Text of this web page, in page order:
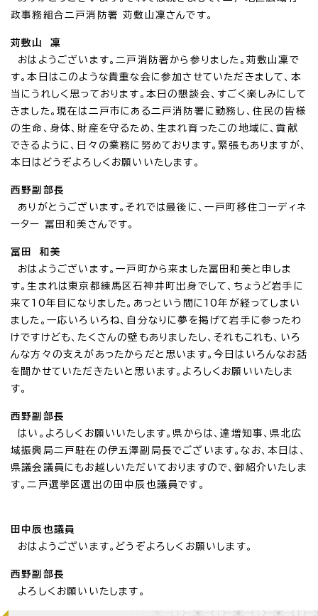
政事務組合二戸消防署 苅敷山凜さんです。
苅敷山 凜
おはようございます。二戸消防署から参りました。苅敷山凜で
す。本日はこのような貴重な会に参加させていただきまして、本
当にうれしく思っております。本日の懇談会、すごく楽しみにして
きました。現在は二戸市にある二戸消防署に勤務し、住民の皆様
の生命、身体、財産を守るため、生まれ育ったこの地域に、貢献
できるように、日々の業務に努めております。緊張もありますが、
本日はどうぞよろしくお願いいたします。
西野副部長
ありがとうございます。それでは最後に、一戸町移住コーディネ
ーター 冨田和美さんです。
冨田 和美
おはようございます。一戸町から来ました冨田和美と申しま
す。生まれは東京都練馬区石神井町出身でして、ちょうど岩手に
来て10年目になりました。あっという間に10年が経ってしまい
ました。一応いろいろね、自分なりに夢を掲げて岩手に参ったわ
けですけども、たくさんの壁もありましたし、それもこれも、いろ
んな方々の支えがあったからだと思います。今日はいろんなお話
を聞かせていただきたいと思います。よろしくお願いいたしま
す。
西野副部長
はい。よろしくお願いいたします。県からは、達増知事、県北広
域振興局二戸駐在の伊五澤副局長でございます。なお、本日は、
県議会議員にもお越しいただいておりますので、御紹介いたしま
す。二戸選挙区選出の田中辰也議員です。
田中辰也議員
おはようございます。どうぞよろしくお願いします。
西野副部長
よろしくお願いいたします。